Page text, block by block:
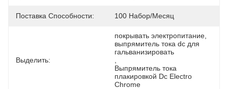
Поставка Способности: 100 Набор/месяц
Выделить:
покрывать электропитание
выпрямитель тока dc для
гальванизировать
Выпрямитель тока
плакировкой Dc Electro
Chrome